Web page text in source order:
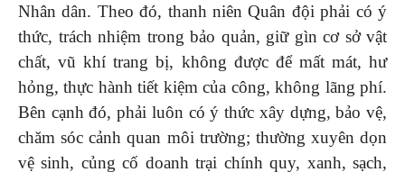
Nhân dân. Theo đó, thanh niên Quân đội phải có ý
thức, trách nhiệm trong bảo quản, giữ gìn cơ sở vật
chất, vũ khí trang bị, không được để mất mát, hư
hỏng, thực hành tiết kiệm của công, không lãng phí.
Bên cạnh đó, phải luôn có ý thức xây dựng, bảo vệ,
chăm sóc cảnh quan môi trường; thường xuyên dọn
vệ sinh, củng cố doanh trại chính quy, xanh, sạch,